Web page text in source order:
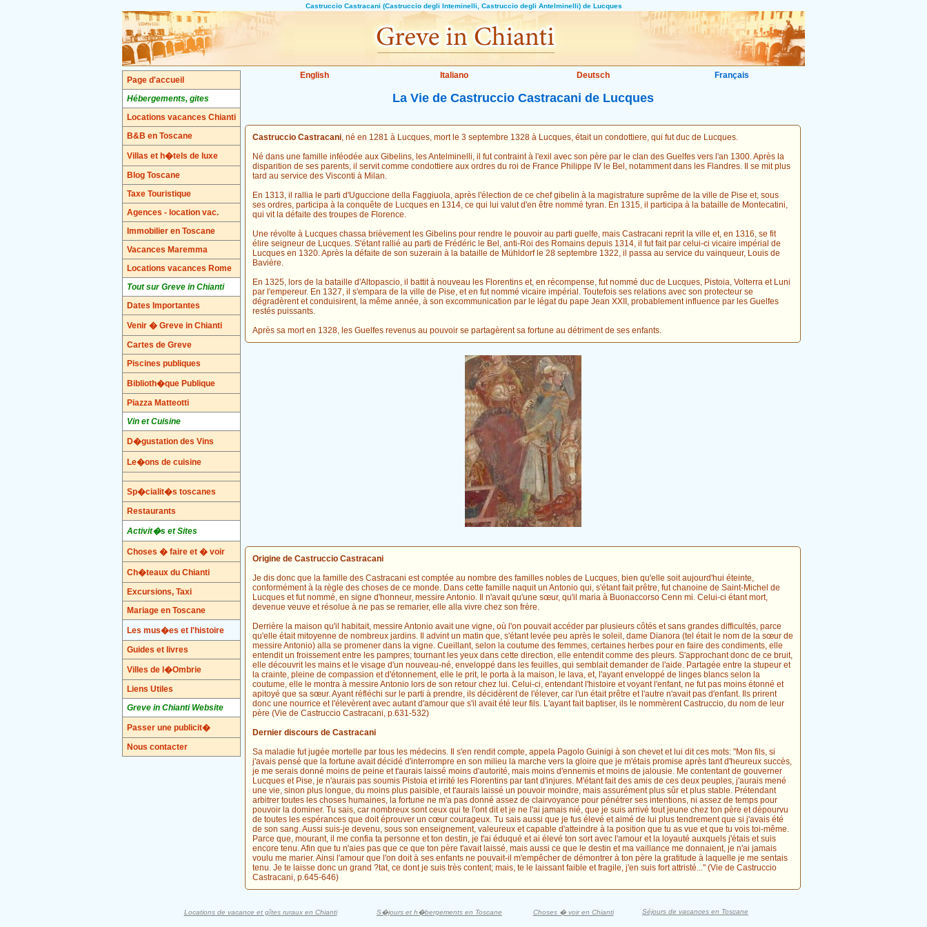
Castruccio Castracani (Castruccio degli Inteminelli, Castruccio degli Antelminelli) de Lucques
Page d'accueil
Hébergements, gites
Locations vacances Chianti
B&B en Toscane
Villas et h�tels de luxe
Blog Toscane
Taxe Touristique
Agences - location vac.
Immobilier en Toscane
Vacances Maremma
Locations vacances Rome
Tout sur Greve in Chianti
Dates Importantes
Venir � Greve in Chianti
Cartes de Greve
Piscines publiques
Biblioth�que Publique
Piazza Matteotti
Vin et Cuisine
D�gustation des Vins
Le�ons de cuisine
Sp�cialit�s toscanes
Restaurants
Activit�s et Sites
Choses � faire et � voir
Ch�teaux du Chianti
Excursions, Taxi
Mariage en Toscane
Les mus�es et l'histoire
Guides et livres
Villes de l�Ombrie
Liens Utiles
Greve in Chianti Website
Passer une publicit�
Nous contacter
English Italiano Deutsch Français
La Vie de Castruccio Castracani de Lucques
Castruccio Castracani, né en 1281 à Lucques, mort le 3 septembre 1328 à Lucques, était un condottiere, qui fut duc de Lucques.
Né dans une famille inféodée aux Gibelins, les Antelminelli, il fut contraint à l'exil avec son père par le clan des Guelfes vers l'an 1300. Après la
disparition de ses parents, il servit comme condottiere aux ordres du roi de France Philippe IV le Bel, notamment dans les Flandres. Il se mit plus
tard au service des Visconti à Milan.
En 1313, il rallia le parti d'Uguccione della Faggiuola, après l'élection de ce chef gibelin à la magistrature suprême de la ville de Pise et, sous
ses ordres, participa à la conquête de Lucques en 1314, ce qui lui valut d'en être nommé tyran. En 1315, il participa à la bataille de Montecatini,
qui vit la défaite des troupes de Florence.
Une révolte à Lucques chassa brièvement les Gibelins pour rendre le pouvoir au parti guelfe, mais Castracani reprit la ville et, en 1316, se fit
élire seigneur de Lucques. S'étant rallié au parti de Frédéric le Bel, anti-Roi des Romains depuis 1314, il fut fait par celui-ci vicaire impérial de
Lucques en 1320. Après la défaite de son suzerain à la bataille de Mühldorf le 28 septembre 1322, il passa au service du vainqueur, Louis de
Bavière.
En 1325, lors de la bataille d'Altopascio, il battit à nouveau les Florentins et, en récompense, fut nommé duc de Lucques, Pistoia, Volterra et Luni
par l'empereur. En 1327, il s'empara de la ville de Pise, et en fut nommé vicaire impérial. Toutefois ses relations avec son protecteur se
dégradèrent et conduisirent, la même année, à son excommunication par le légat du pape Jean XXII, probablement influence par les Guelfes
restés puissants.
Après sa mort en 1328, les Guelfes revenus au pouvoir se partagèrent sa fortune au détriment de ses enfants.
Origine de Castruccio Castracani
Je dis donc que la famille des Castracani est comptée au nombre des familles nobles de Lucques, bien qu'elle soit aujourd'hui éteinte,
conformément à la règle des choses de ce monde. Dans cette famille naquit un Antonio qui, s'étant fait prêtre, fut chanoine de Saint-Michel de
Lucques et fut nommé, en signe d'honneur, messire Antonio. Il n'avait qu'une sœur, qu'il maria à Buonaccorso Cenn mi. Celui-ci étant mort,
devenue veuve et résolue à ne pas se remarier, elle alla vivre chez son frère.
Derrière la maison qu'il habitait, messire Antonio avait une vigne, où l'on pouvait accéder par plusieurs côtés et sans grandes difficultés, parce
qu'elle était mitoyenne de nombreux jardins. Il advint un matin que, s'étant levée peu après le soleil, dame Dianora (tel était le nom de la sœur de
messire Antonio) alla se promener dans la vigne. Cueillant, selon la coutume des femmes, certaines herbes pour en faire des condiments, elle
entendit un froissement entre les pampres; tournant les yeux dans cette direction, elle entendit comme des pleurs. S'approchant donc de ce bruit,
elle découvrit les mains et le visage d'un nouveau-né, enveloppé dans les feuilles, qui semblait demander de l'aide. Partagée entre la stupeur et
la crainte, pleine de compassion et d'étonnement, elle le prit, le porta à la maison, le lava, et, l'ayant enveloppé de linges blancs selon la
coutume, elle le montra à messire Antonio lors de son retour chez lui. Celui-ci, entendant l'histoire et voyant l'enfant, ne fut pas moins étonné et
apitoyé que sa sœur. Ayant réfléchi sur le parti à prendre, ils décidèrent de l'élever, car l'un était prêtre et l'autre n'avait pas d'enfant. Ils prirent
donc une nourrice et l'élevèrent avec autant d'amour que s'il avait été leur fils. L'ayant fait baptiser, ils le nommèrent Castruccio, du nom de leur
père (Vie de Castruccio Castracani, p.631-532)
Dernier discours de Castracani
Sa maladie fut jugée mortelle par tous les médecins. Il s'en rendit compte, appela Pagolo Guinigi à son chevet et lui dit ces mots: "Mon fils, si
j'avais pensé que la fortune avait décidé d'interrompre en son milieu la marche vers la gloire que je m'étais promise après tant d'heureux succès,
je me serais donné moins de peine et t'aurais laissé moins d'autorité, mais moins d'ennemis et moins de jalousie. Me contentant de gouverner
Lucques et Pise, je n'aurais pas soumis Pistoia et irrité les Florentins par tant d'injures. M'étant fait des amis de ces deux peuples, j'aurais mené
une vie, sinon plus longue, du moins plus paisible, et t'aurais laissé un pouvoir moindre, mais assurément plus sûr et plus stable. Prétendant
arbitrer toutes les choses humaines, la fortune ne m'a pas donné assez de clairvoyance pour pénétrer ses intentions, ni assez de temps pour
pouvoir la dominer. Tu sais, car nombreux sont ceux qui te l'ont dit et je ne l'ai jamais nié, que je suis arrivé tout jeune chez ton père et dépourvu
de toutes les espérances que doit éprouver un cœur courageux. Tu sais aussi que je fus élevé et aimé de lui plus tendrement que si j'avais été
de son sang. Aussi suis-je devenu, sous son enseignement, valeureux et capable d'atteindre à la position que tu as vue et que tu vois toi-même.
Parce que, mourant, il me confia ta personne et ton destin, je t'ai éduqué et ai élevé ton sort avec l'amour et la loyauté auxquels j'étais et suis
encore tenu. Afin que tu n'aies pas que ce que ton père t'avait laissé, mais aussi ce que le destin et ma vaillance me donnaient, je n'ai jamais
voulu me marier. Ainsi l'amour que l'on doit à ses enfants ne pouvait-il m'empêcher de démontrer à ton père la gratitude à laquelle je me sentais
tenu. Je te laisse donc un grand ?tat, ce dont je suis très content; mais, te le laissant faible et fragile, j'en suis fort attristé..." (Vie de Castruccio
Castracani, p.645-646)
Locations de vacance et gîtes ruraux en Chianti S�jours et h�bergements en Toscane Choses � voir en Chianti Séjours de vacances en Toscane